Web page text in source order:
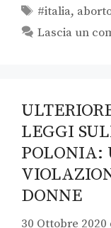
#italia,
Lascia un
LEGGI
POLONIA:
DONNE
30 Ottobre 2020